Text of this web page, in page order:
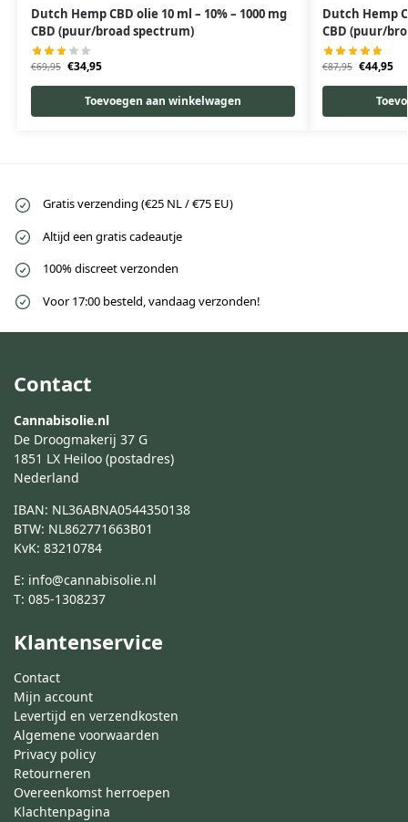
Dutch Hemp CBD olie 10 ml – 10% – 1000 mg
CBD (puur/broad spectrum)
€69,95 €34,95
Toevoegen aan winkelwagen
Dutch Hemp
CBD (puur/
€87,95 €44,95
Gratis verzending (€25 NL / €75 EU)
Altijd een gratis cadeautje
100% discreet verzonden
Voor 17:00 besteld, vandaag verzonden!
Contact
Cannabisolie.nl
De Droogmakerij 37 G
1851 LX Heiloo (postadres)
Nederland
IBAN: NL36ABNA0544350138
BTW: NL862771663B01
KvK: 83210784
E: info@cannabisolie.nl
T: 085-1308237
Klantenservice
Contact
Mijn account
Levertijd en verzendkosten
Algemene voorwaarden
Privacy policy
Retourneren
Overeenkomst herroepen
Klachtenpagina